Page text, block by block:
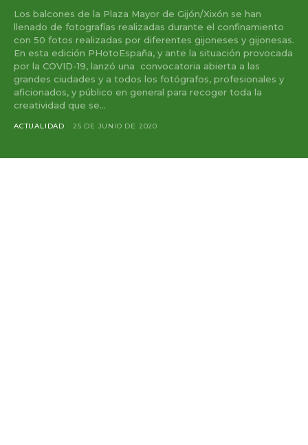
Los balcones de la Plaza Mayor de Gijón/Xixón se han
llenado de fotografías realizadas durante el confinamiento
con 50 fotos realizadas por diferentes gijoneses y gijonesas.
En esta edición PHotoEspaña, y ante la situación provocada
por la COVID-19, lanzó una convocatoria abierta a las
grandes ciudades y a todos los fotógrafos, profesionales y
aficionados, y público en general para recoger toda la
creatividad que se...
ACTUALIDAD 25 DE JUNIO DE 2020